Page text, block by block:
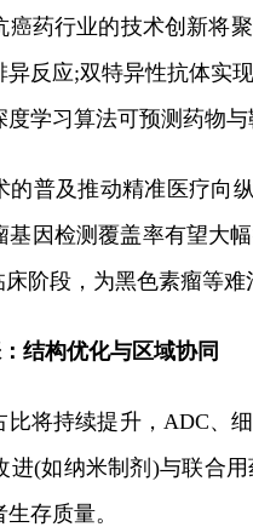
癌药行业的技术创新将
异反应;双特异性抗体实
学习算法可预测药物
的普及推动精准医疗向
基因检测覆盖率有望大
阶段，为黑色素瘤等难
结构优化与区域协同
比将持续提升，ADC、
进(如纳米制剂)与联合
存质量。